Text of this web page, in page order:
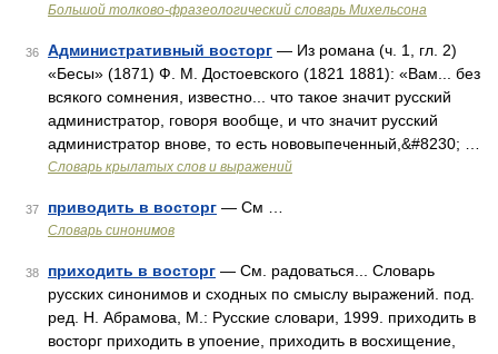
Большой толково-фразеологический словарь Михельсона
36 Административный восторг — Из романа (ч. 1, гл. 2)
«Бесы» (1871) Ф. М. Достоевского (1821 1881): «Вам... без
всякого сомнения, известно... что такое значит русский
администратор, говоря вообще, и что значит русский
администратор внове, то есть нововыпеченный,&#8230; …
Словарь крылатых слов и выражений
37 приводить в восторг — См …
Словарь синонимов
38 приходить в восторг — См. радоваться... Словарь
русских синонимов и сходных по смыслу выражений. под.
ред. Н. Абрамова, М.: Русские словари, 1999. приходить в
восторг приходить в упоение, приходить в восхищение,